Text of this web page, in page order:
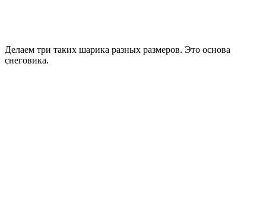
Делаем три таких шарика разных размеров. Это основа
снеговика.